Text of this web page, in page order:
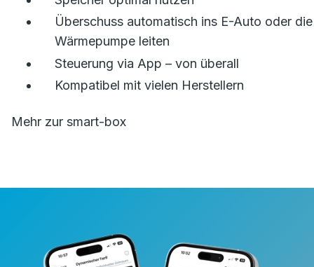
Überschuss automatisch ins E-Auto oder die
Wärmepumpe leiten
Steuerung via App – von überall
Kompatibel mit vielen Herstellern
Mehr zur smart-box